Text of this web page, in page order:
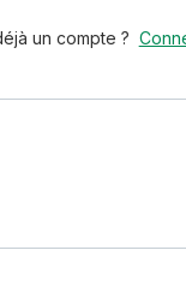
un compte ?